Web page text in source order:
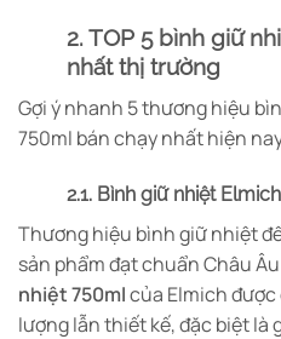
2. TOP 5 bình giữ
nhất thị trường
Gợi ý nhanh 5 thương hiệu
750ml bán chạy nhất hiện
2.1. Bình giữ nhiệt
Thương hiệu bình giữ nhiệt
sản phẩm đạt chuẩn Châu
nhiệt 750mlcủa Elmich
lượng lẫn thiết kế, đặc biệt là